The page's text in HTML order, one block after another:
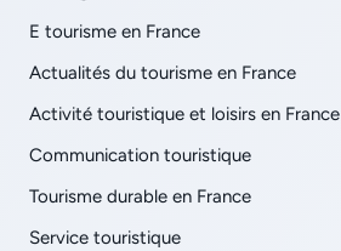
E tourisme en France
Actualités du tourisme en France
Activité touristique et loisirs en France
Communication touristique
Tourisme durable en France
Service touristique